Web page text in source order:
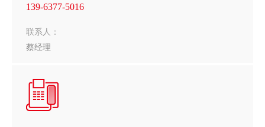
139-6377-5016
联系人：
蔡经理